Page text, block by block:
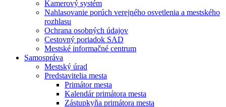
Kamerový systém
Nahlasovanie porúch verejného osvetlenia a mestského
rozhlasu
Ochrana osobných údajov
Cestovný poriadok SAD
Mestské informačné centrum
Samospráva
Mestský úrad
Predstavitelia mesta
Primátor mesta
Kalendár primátora mesta
Zástupkyňa primátora mesta